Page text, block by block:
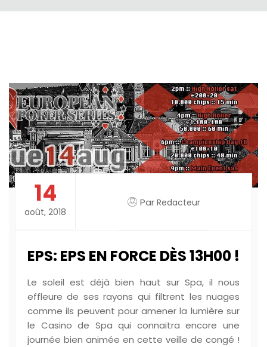
14
août, 2018
Par Redacteur
EPS: EPS EN FORCE DÈS 13H00 !
Le soleil est déjà bien haut sur Spa, il nous
effleure de ses rayons qui filtrent les nuages
comme ils peuvent pour amener la lumière sur
le Casino de Spa qui connaitra encore une
journée bien animée en cette veille de congé !